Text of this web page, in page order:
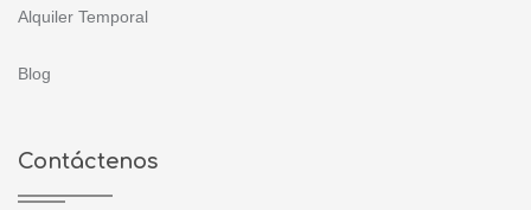
Alquiler Temporal
Blog
Contáctenos